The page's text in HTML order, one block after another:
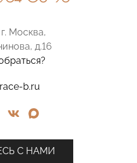
Москва,
д.16
b.ru
С НАМИ